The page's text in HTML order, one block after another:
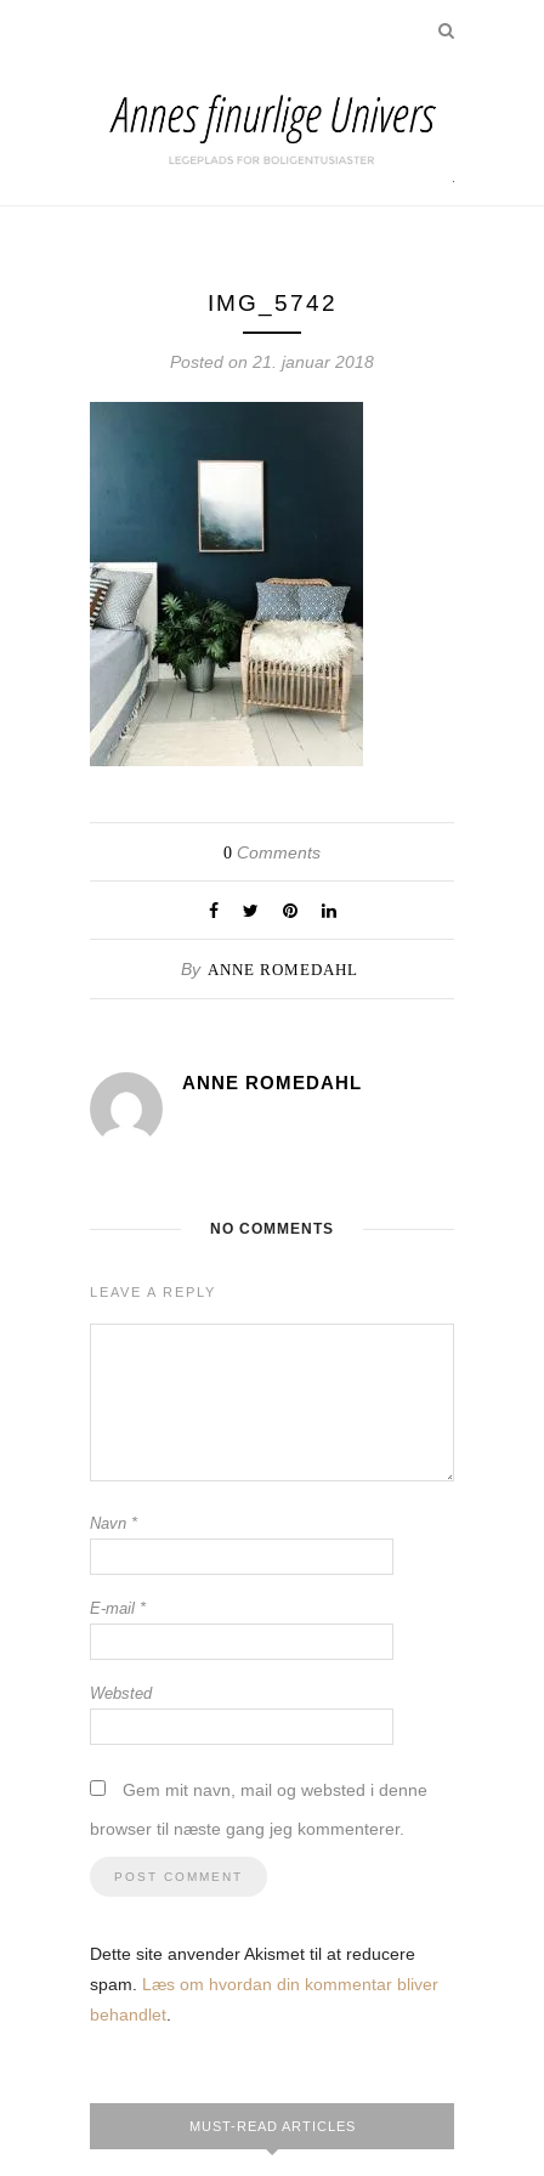
IMG_5742
Posted on 21. januar 2018
0 Comments
By ANNE ROMEDAHL
ANNE ROMEDAHL
NO COMMENTS
LEAVE A REPLY
Navn *
E-mail *
Websted
Gem mit navn, mail og websted i denne
browser til næste gang jeg kommenterer.
Dette site anvender Akismet til at reducere
spam. Læs om hvordan din kommentar bliver
behandlet
MUST-READ ARTICLES